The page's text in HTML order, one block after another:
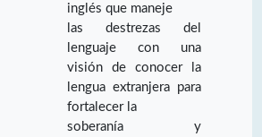
inglés que maneje
las destrezas del
lenguaje con una
visión de conocer la
lengua extranjera para
fortalecer la
soberanía y